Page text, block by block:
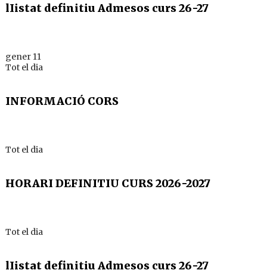
lIistat definitiu Admesos curs 26-27
gener 11
Tot el dia
INFORMACIÓ CORS
Tot el dia
HORARI DEFINITIU CURS 2026-2027
Tot el dia
lIistat definitiu Admesos curs 26-27